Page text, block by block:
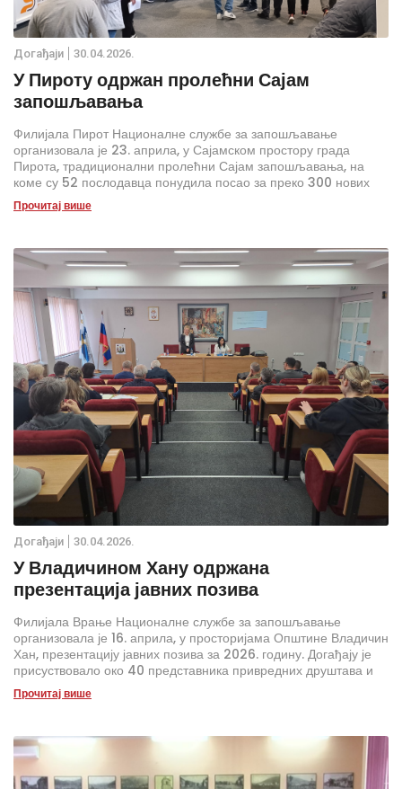
Дoгађаjи 30.04.2026.
У Пироту одржан пролећни Сајам
запошљавања
Филијала Пирот Националне службе за запошљавање
организовала је 23. априла, у Сајамском простору града
Пирота, традиционални пролећни Сајам запошљавања, на
коме су 52 послодавца понудила посао за преко 300 нових
радника.
Прочитај више
Дoгађаjи 30.04.2026.
У Владичином Хану одржана
презентација јавних позива
Филијала Врање Националне службе за запошљавање
организовала је 16. априла, у просторијама Општине Владичин
Хан, презентацију јавних позива за 2026. годину. Догађају је
присуствовало око 40 представника привредних друштава и
предузетника са територије Владичиног Хана и Сурдулице.
Прочитај више